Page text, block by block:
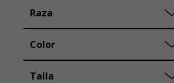
Raza
Color
Talla